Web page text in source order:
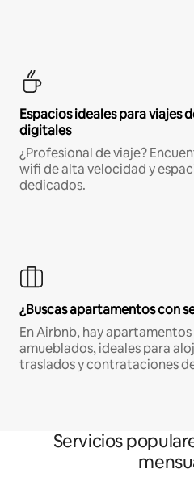
Espacios ideales para viajes
digitales
¿Profesional de viaje?
wifi de alta velocidad y
dedicados.
¿Buscas apartamentos con
En Airbnb, hay
amueblados, ideales para
traslados y contrataciones
Servicios